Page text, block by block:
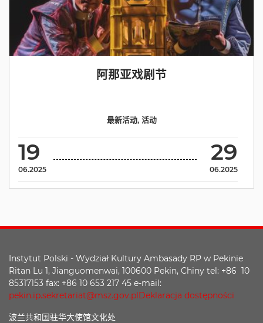
阿那亚戏剧节
19
06.2025
29
06.2025
最新活动, 活动
Instytut Polski - Wydział Kultury Ambasady RP w Pekinie
Ritan Lu 1, Jianguomenwai, 100600 Pekin, Chiny tel: +86 10
85317153 fax: +86 10 653 217 45 e-mail:
pekin.ip.sekretariat@msz.gov.plDeklaracja dostępności
波兰共和国驻华大使馆文化处